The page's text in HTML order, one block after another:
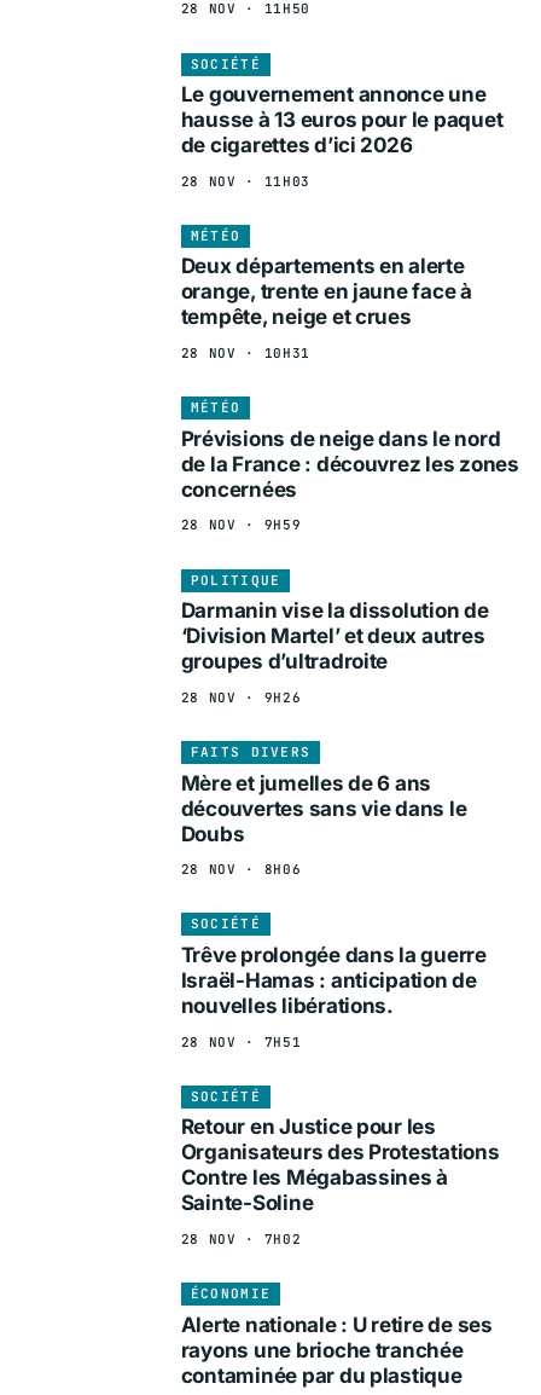
28 NOV · 11H50
SOCIÉTÉ
Le gouvernement annonce une
hausse à 13 euros pour le paquet
de cigarettes d’ici 2026
28 NOV · 11H03
MÉTÉO
Deux départements en alerte
orange, trente en jaune face à
tempête, neige et crues
28 NOV · 10H31
MÉTÉO
Prévisions de neige dans le nord
de la France : découvrez les zones
concernées
28 NOV · 9H59
POLITIQUE
Darmanin vise la dissolution de
‘Division Martel’ et deux autres
groupes d’ultradroite
28 NOV · 9H26
FAITS DIVERS
Mère et jumelles de 6 ans
découvertes sans vie dans le
Doubs
28 NOV · 8H06
SOCIÉTÉ
Trêve prolongée dans la guerre
Israël-Hamas : anticipation de
nouvelles libérations.
28 NOV · 7H51
SOCIÉTÉ
Retour en Justice pour les
Organisateurs des Protestations
Contre les Mégabassines à
Sainte-Soline
28 NOV · 7H02
ÉCONOMIE
Alerte nationale : U retire de ses
rayons une brioche tranchée
contaminée par du plastique